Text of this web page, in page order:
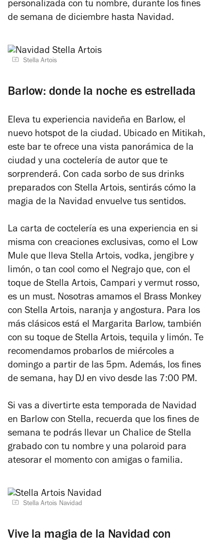
personalizada con tu nombre, durante los fines
de semana de diciembre hasta Navidad.
Stella Artois
Barlow: donde la noche es estrellada
Eleva tu experiencia navideña en Barlow, el
nuevo hotspot de la ciudad. Ubicado en Mitikah,
este bar te ofrece una vista panorámica de la
ciudad y una coctelería de autor que te
sorprenderá. Con cada sorbo de sus drinks
preparados con Stella Artois, sentirás cómo la
magia de la Navidad envuelve tus sentidos.
La carta de coctelería es una experiencia en si
misma con creaciones exclusivas, como el Low
Mule que lleva Stella Artois, vodka, jengibre y
limón, o tan cool como el Negrajo que, con el
toque de Stella Artois, Campari y vermut rosso,
es un must. Nosotras amamos el Brass Monkey
con Stella Artois, naranja y angostura. Para los
más clásicos está el Margarita Barlow, también
con su toque de Stella Artois, tequila y limón. Te
recomendamos probarlos de miércoles a
domingo a partir de las 5pm. Además, los fines
de semana, hay DJ en vivo desde las 7:00 PM.
Si vas a divertirte esta temporada de Navidad
en Barlow con Stella, recuerda que los fines de
semana te podrás llevar un Chalice de Stella
grabado con tu nombre y una polaroid para
atesorar el momento con amigas o familia.
Stella Artois Navidad
Vive la magia de la Navidad con